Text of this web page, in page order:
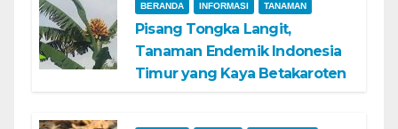
BERANDA INFORMASI TANAMAN
Pisang Tongka Langit,
Tanaman Endemik Indonesia
Timur yang Kaya Betakaroten